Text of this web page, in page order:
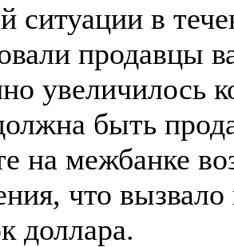
ситуации в
продавцы
увеличилось
быть
на межбанке
что
доллара.